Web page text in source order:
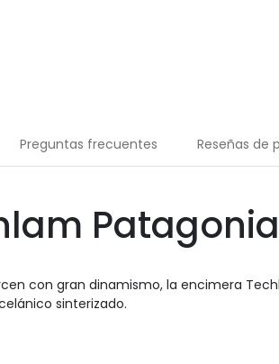
Preguntas frecuentes Reseñas de
Patagonia
con gran dinamismo, la encimera
sinterizado.